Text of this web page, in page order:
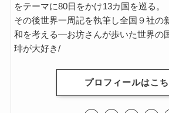
をテーマに80日をかけ13カ国を巡る。
その後世界一周記を執筆し全国９社の
和を考える―お坊さんが歩いた世界の
琲が大好き/
プロフィールはこ